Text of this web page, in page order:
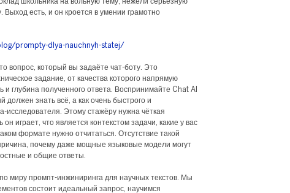
школьника на вольную тему, нежели серьёзную
Выход есть, и он кроется в умении грамотно
prompty-dlya-nauchnyh-statej/
вопрос, который вы задаёте чат-боту. Это
задание, от качества которого напрямую
и глубина полученного ответа. Воспринимайте Chat AI
должен знать всё, а как очень быстрого и
исследователя. Этому стажёру нужна чёткая
он играет, что является контекстом задачи, какие у вас
формате нужно отчитаться. Отсутствие такой
почему даже мощные языковые модели могут
и общие ответы.
миру промпт-инжиниринга для научных текстов. Мы
состоит идеальный запрос, научимся